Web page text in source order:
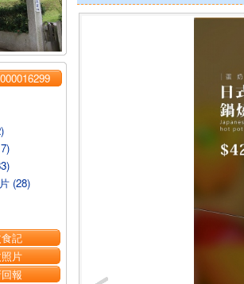
000016299
(28)
記
片
報